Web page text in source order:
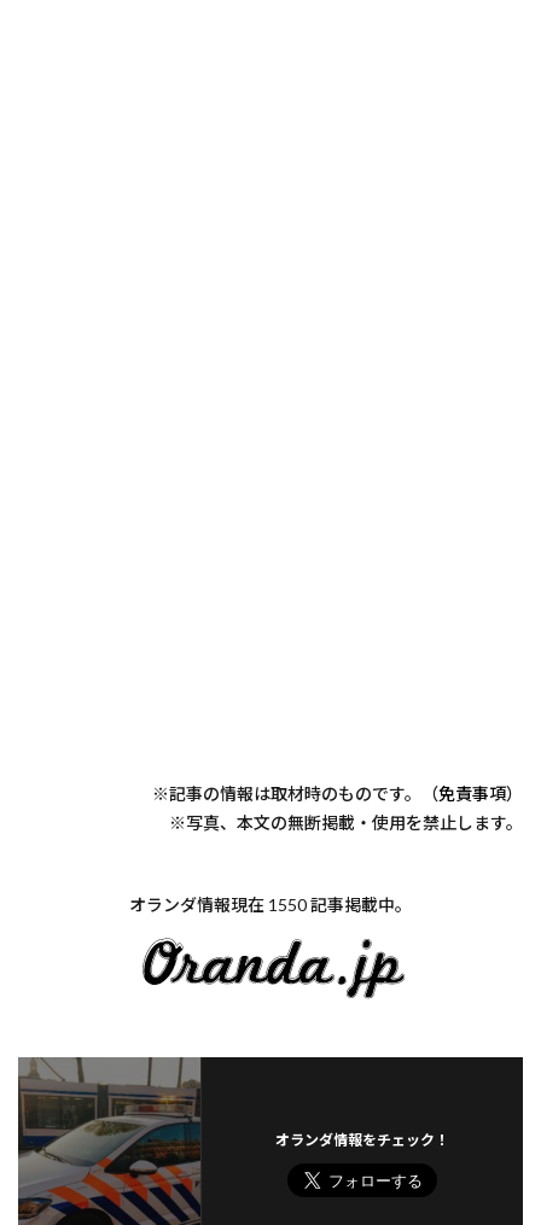
※記事の情報は取材時のものです。（免責事項）
※写真、本文の無断掲載・使用を禁止します。
オランダ情報現在 1550 記事掲載中。
オランダ情報をチェック！